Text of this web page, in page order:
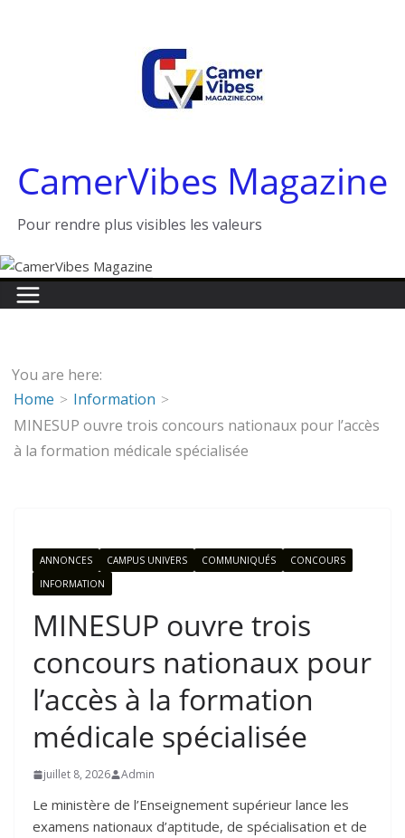
CamerVibes Magazine
Pour rendre plus visibles les valeurs
You are here:
Home
Information
MINESUP ouvre trois concours nationaux pour l’accès
à la formation médicale spécialisée
ANNONCES CAMPUS UNIVERS COMMUNIQUÉS
CONCOURS
INFORMATION
MINESUP ouvre trois
concours nationaux pour
l’accès à la formation
médicale spécialisée
juillet 8, 2026 Admin
Le ministère de l’Enseignement supérieur lance les
examens nationaux d’aptitude, de spécialisation et de